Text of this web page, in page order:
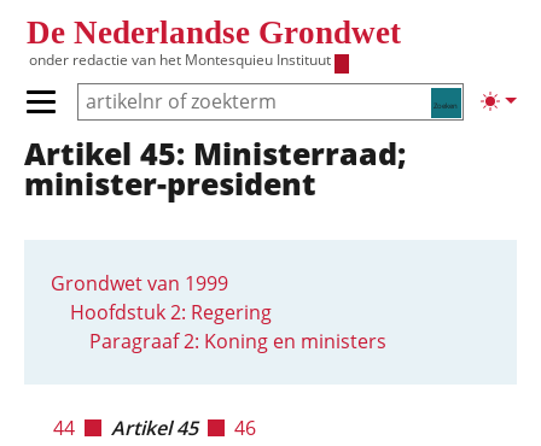
De Nederlandse Grondwet
onder redactie van het Montesquieu Instituut
Zoeken
Primair menu tonen/verbergen
Hoofdnavigatie
Artikel 45: Ministerraad;
minister-president
Grondwet van 1999
Hoofdstuk 2: Regering
Paragraaf 2: Koning en ministers
44 Artikel 45 46